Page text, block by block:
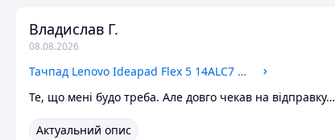
Владислав Г.
08.08.2026
Тачпад Lenovo Ideapad Flex 5 14ALC7 5 14IAU7 5 16ALC7
Те, що мені будо треба. Але довго чекав на відправку…
Актуальний опис